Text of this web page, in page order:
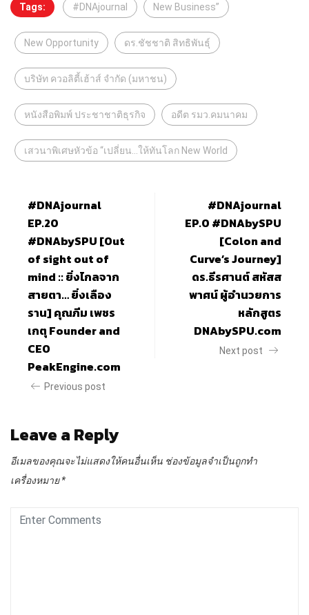
Tags: #DNAjournal New Business”
New Opportunity ดร.ชัชชาติ สิทธิพันธุ์
บริษัท ควอลิตี้เฮ้าส์ จำกัด (มหาชน)
หนังสือพิมพ์ ประชาชาติธุรกิจ อดีต รมว.คมนาคม
เสวนาพิเศษหัวข้อ “เปลี่ยน...ให้ทันโลก New World
#DNAjournal
EP.20
#DNAbySPU [Out
of sight out of
mind :: ยิ่งไกลจาก
สายตา… ยิ่งเลือง
ราน] คุณภีม เพชร
เกตุ Founder and
CEO
PeakEngine.com
Previous post
#DNAjournal
EP.0 #DNAbySPU
[Colon and
Curve’s Journey]
ดร.ธีรศานต์ สหัสส
พาศน์ ผู้อำนวยการ
หลักสูตร
DNAbySPU.com
Next post
Leave a Reply
อีเมลของคุณจะไม่แสดงให้คนอื่นเห็น ช่องข้อมูลจำเป็นถูกทำ
เครื่องหมาย*